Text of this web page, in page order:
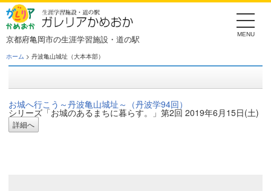
Skip
to
the
content
京都府亀岡市の生涯学習施設・道の駅
ホーム > 丹波亀山城址（大本本部）
お城へ行こう～丹波亀山城址～（丹波学94回）
シリーズ「お城のあるまちに暮らす。」第2回 2019年6月15日(土)
詳細へ